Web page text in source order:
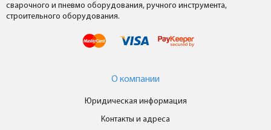
сварочного и пневмо оборудования, ручного инструмента,
строительного оборудования.
О компании
Юридическая информация
Контакты и адреса